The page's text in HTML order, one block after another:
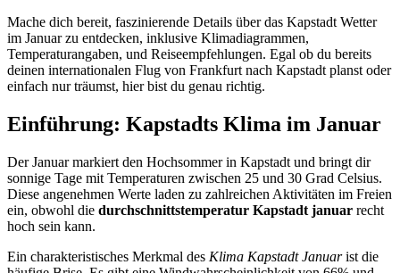
Mache dich bereit, faszinierende Details über das Kapstadt Wetter
im Januar zu entdecken, inklusive Klimadiagrammen,
Temperaturangaben, und Reiseempfehlungen. Egal ob du bereits
deinen internationalen Flug von Frankfurt nach Kapstadt planst oder
einfach nur träumst, hier bist du genau richtig.
Einführung: Kapstadts Klima im Januar
Der Januar markiert den Hochsommer in Kapstadt und bringt dir
sonnige Tage mit Temperaturen zwischen 25 und 30 Grad Celsius.
Diese angenehmen Werte laden zu zahlreichen Aktivitäten im Freien
ein, obwohl die durchschnittstemperatur Kapstadt januar recht
hoch sein kann.
Ein charakteristisches Merkmal des Klima Kapstadt Januarist die